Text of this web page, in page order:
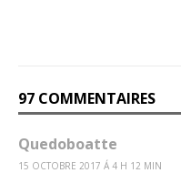
97 COMMENTAIRES
Quedoboatte
15 OCTOBRE 2017 Á 4 H 12 MIN